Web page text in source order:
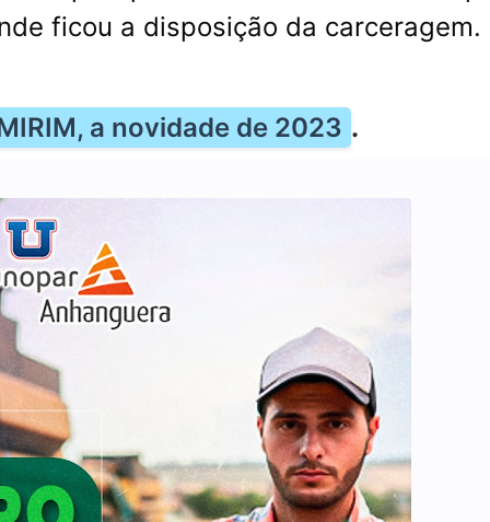
ficou a disposição da carceragem.
a novidade de 2023 .